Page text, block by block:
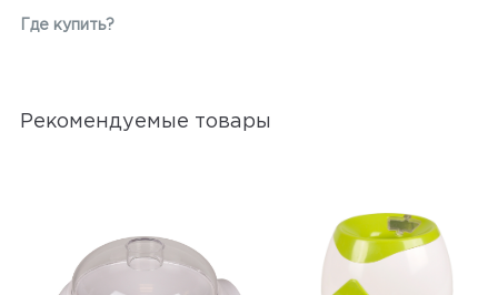
Где купить?
Рекомендуемые товары